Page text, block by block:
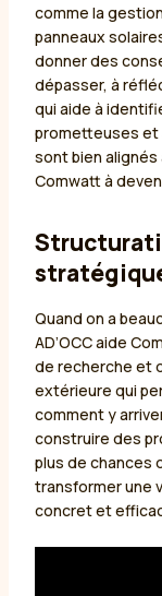
comme la
panneaux
donner des
dépasser, à
qui aide à
prometteuses et
sont bien alignés
Comwatt à
Quand on a
AD’OCC aide
de recherche et
extérieure qui
comment y
construire des
plus de chances
transformer une
concret et